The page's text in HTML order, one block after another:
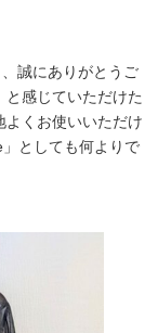
誠にありがとうご
感じていただけた
よくお使いいただけ
としても何よりで